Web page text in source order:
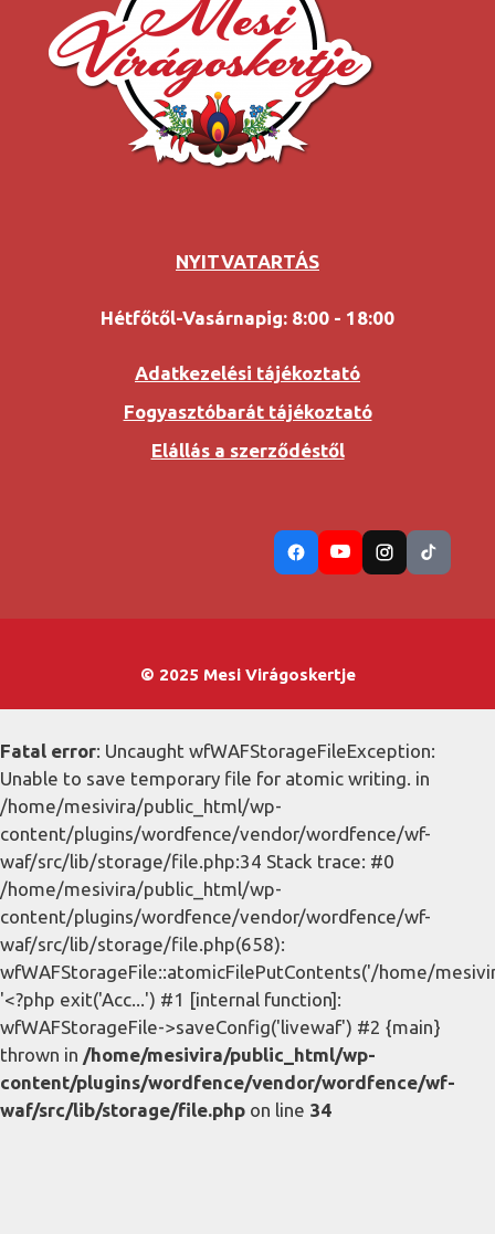
NYITVATARTÁS
Hétfőtől-Vasárnapig: 8:00 - 18:00
Adatkezelési tájékoztató
Fogyasztóbarát tájékoztató
Elállás a szerződéstől
© 2025 Mesi Virágoskertje
Fatal error: Uncaught wfWAFStorageFileException:
Unable to save temporary file for atomic writing. in
/home/mesivira/public_html/wp-
content/plugins/wordfence/vendor/wordfence/wf-
waf/src/lib/storage/file.php:34 Stack trace: #0
/home/mesivira/public_html/wp-
content/plugins/wordfence/vendor/wordfence/wf-
waf/src/lib/storage/file.php(658):
wfWAFStorageFile::atomicFilePutContents('/home/
'<?php exit('Acc...') #1 [internal function]:
wfWAFStorageFile->saveConfig('livewaf') #2 {main}
thrown in /home/mesivira/public_html/wp-
content/plugins/wordfence/vendor/wordfence/wf-
waf/src/lib/storage/file.php on line 34